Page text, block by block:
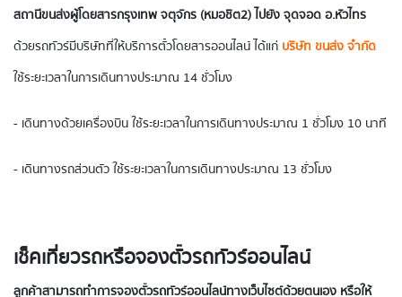
สถานีขนส่งผู้โดยสารกรุงเทพ จตุจักร (หมอชิต2) ไปยัง จุดจอด อ.หัวไทร
ด้วยรถทัวร์มีบริษัทที่ให้บริการตั๋วโดยสารออนไลน์ ได้แก่ บริษัท ขนส่ง จำกัด
ใช้ระยะเวลาในการเดินทางประมาณ 14 ชั่วโมง
- เดินทางด้วยเครื่องบิน ใช้ระยะเวลาในการเดินทางประมาณ 1 ชั่วโมง 10 นาที
- เดินทางรถส่วนตัว ใช้ระยะเวลาในการเดินทางประมาณ 13 ชั่วโมง
เช็คเที่ยวรถหรือจองตั๋วรถทัวร์ออนไลน์
ลูกค้าสามารถทำการจองตั๋วรถทัวร์ออนไลน์ทางเว็บไซต์ด้วยตนเอง หรือให้